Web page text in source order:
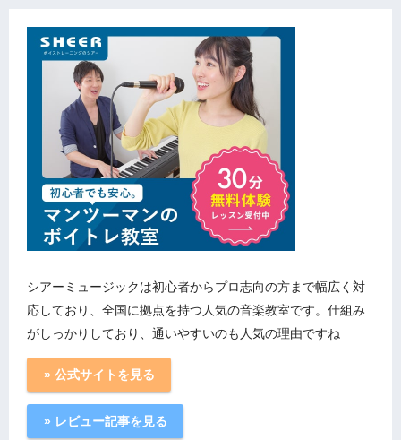
シアーミュージックは初心者からプロ志向の方まで幅広く対
応しており、全国に拠点を持つ人気の音楽教室です。仕組み
がしっかりしており、通いやすいのも人気の理由ですね
» 公式サイトを見る
» レビュー記事を見る